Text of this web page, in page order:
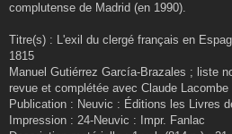
complutense de Madrid (en 1990).
Titre(s) : L'exil du clergé français en
1815
Manuel Gutiérrez García-Brazales ; liste
revue et complétée avec Claude Lacombe
Publication : Neuvic : Éditions les Livres
Impression : 24-Neuvic : Impr. Fanlac